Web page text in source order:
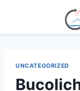
UNCATEGORIZED